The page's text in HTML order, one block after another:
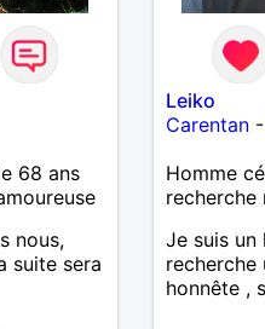
68 ans
nous,
suite sera
Leiko
Carentan-
Homme
recherche
Je suis un
recherche
honnête ,